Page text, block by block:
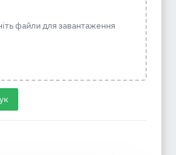
файли для завантаження